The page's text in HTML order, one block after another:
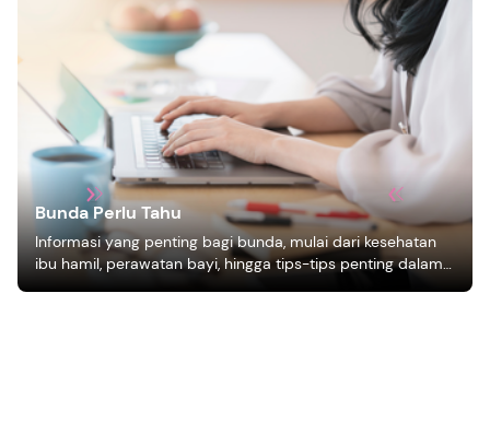
Bunda Perlu Tahu
Informasi yang penting bagi bunda, mulai dari kesehatan
ibu hamil, perawatan bayi, hingga tips-tips penting dalam
mengasuh anak